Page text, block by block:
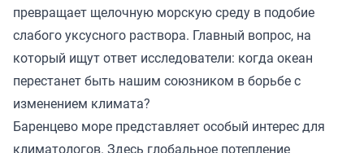
превращает щелочную морскую среду в подобие
слабого уксусного раствора. Главный вопрос, на
который ищут ответ исследователи: когда океан
перестанет быть нашим союзником в борьбе с
изменением климата?
Баренцево море представляет особый интерес для
климатологов. Здесь глобальное потепление